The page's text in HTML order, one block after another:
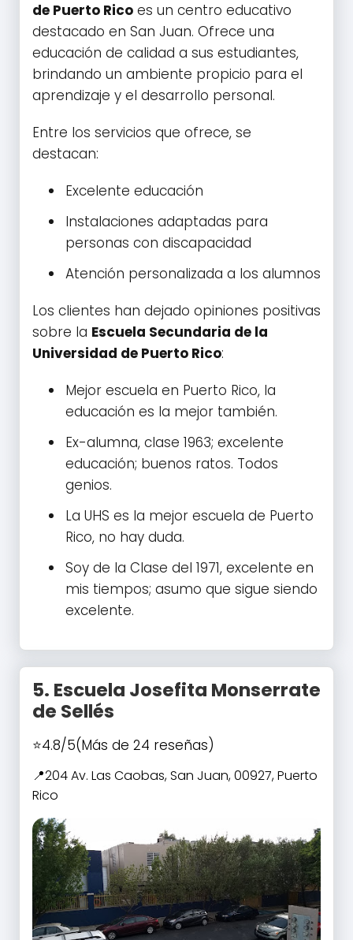
de Puerto Rico es un centro educativo
destacado en San Juan. Ofrece una
educación de calidad a sus estudiantes,
brindando un ambiente propicio para el
aprendizaje y el desarrollo personal.
Entre los servicios que ofrece, se
destacan:
Excelente educación
Instalaciones adaptadas para
personas con discapacidad
Atención personalizada a los alumnos
Los clientes han dejado opiniones positivas
sobre la Escuela Secundaria de la
Universidad de Puerto Rico:
Mejor escuela en Puerto Rico, la
educación es la mejor también.
Ex-alumna, clase 1963; excelente
educación; buenos ratos. Todos
genios.
La UHS es la mejor escuela de Puerto
Rico, no hay duda.
Soy de la Clase del 1971, excelente en
mis tiempos; asumo que sigue siendo
excelente.
5. Escuela Josefita Monserrate
de Sellés
4.8/5(Más de 24 reseñas)
204 Av. Las Caobas, San Juan, 00927, Puerto
Rico